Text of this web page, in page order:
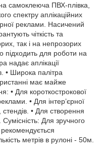
самоклеюча ПВХ-плівка,
спектру аплікаційних
реклами. Насичений
чіткість та
так і на непрозорих
підходить для роботи на
надає аплікації
• Широка палітра
має майже
• Для короткострокової
• Для інтер’єрної
• Для створення
Для зручного
метрів в рулоні - 50м.